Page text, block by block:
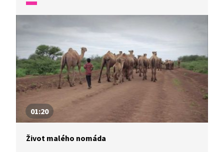
zajímavostí. Kam se chodí napít? Na koho si
musejí dávat pozor? Věděli jste, že chobot slouží
slonům také jako šnorchl? Africká příroda je
fascinující organismus. Druhý největší a zároveň
nejteplejší kontinent světa. Proto se neváhejte
vydat za dalším dobrodružstvím právě sem.
01:20
Život malého nomáda